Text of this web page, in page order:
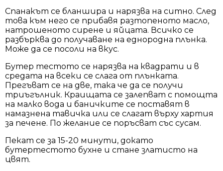
Спанакът се бланшира и нарязва на ситно. След
това към него се прибавя разтопеното масло,
натрошеното сирене и яйцата. Всичко се
разбърква до получаване на еднородна плънка.
Може да се посоли на вкус.
Бутер тестото се нарязва на квадрати и в
средата на всеки се слага от плънката.
Прегъват се на две, така че да се получи
триъгълник. Краищата се залепват с помощта
на малко вода и баничките се поставят в
намазнена тавичка или се слагат върху хартия
за печене. По желание се поръсват със сусам.
Пекат се за 15-20 минути, докато
бутертестото бухне и стане златисто на
цвят.